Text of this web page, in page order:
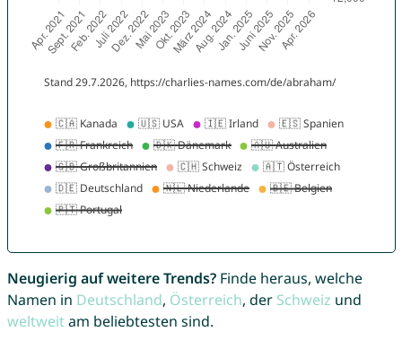
Neugierig auf weitere Trends?Finde heraus, welche
Namen in Deutschland, Österreich, der Schweiz und
weltweitam beliebtesten sind.